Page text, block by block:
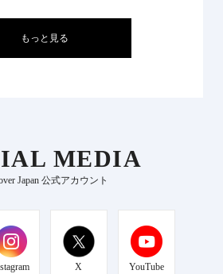
もっと見る
MEDIA
Japan 公式アカウント
X YouTube